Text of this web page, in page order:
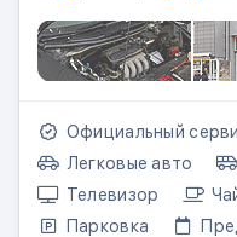
Официальный
Легковые авто
Телевизор
Парковка